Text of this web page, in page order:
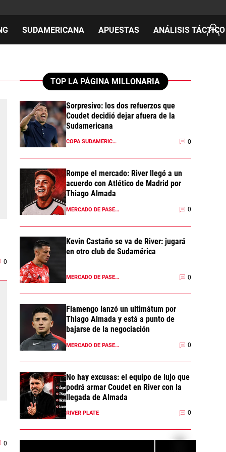
SUDAMERICANA APUESTAS ANÁLISIS TÁCTICO
del día
0
0
TOP LA PÁGINA MILLONARIA
Sorpresivo: los dos refuerzos que
Coudet decidió dejar afuera de la
Sudamericana
COPA SUDAMERICANA 2026 0
Rompe el mercado: River llegó a un
acuerdo con Atlético de Madrid por
Thiago Almada
MERCADO DE PASES 2026 0
Kevin Castaño se va de River: jugará
en otro club de Sudamérica
MERCADO DE PASES 2026 0
Flamengo lanzó un ultimátum por
Thiago Almada y está a punto de
bajarse de la negociación
MERCADO DE PASES 2026 0
No hay excusas: el equipo de lujo que
podrá armar Coudet en River con la
llegada de Almada
RIVER PLATE 0